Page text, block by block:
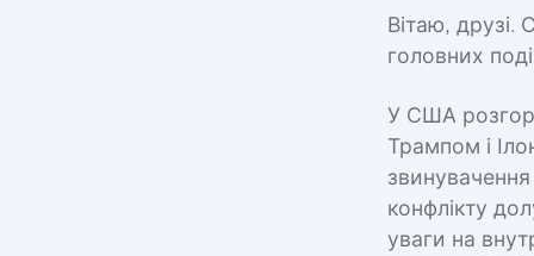
Вітаю, друзі.
головних
У США
Трампом і
конфлікту
уваги на